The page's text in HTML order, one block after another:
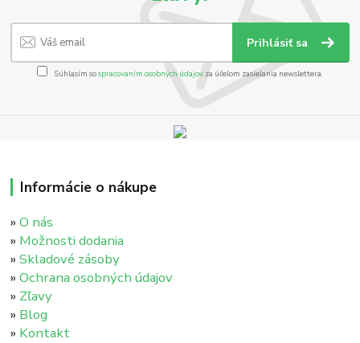
Prihlásiť sa
Súhlasím sospracovaním osobných údajov za účelom zasielania newslettera.
Informácie o nákupe
»O nás
» Možnosti dodania
»Skladové zásoby
»Ochrana osobných údajov
» Zľavy
» Blog
» Kontakt